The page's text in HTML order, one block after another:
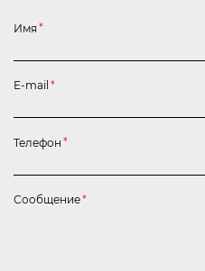
Имя *
E-mail *
Телефон *
Сообщение*